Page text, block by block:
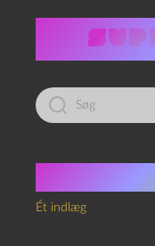
Led
efter:
Ét indlæg